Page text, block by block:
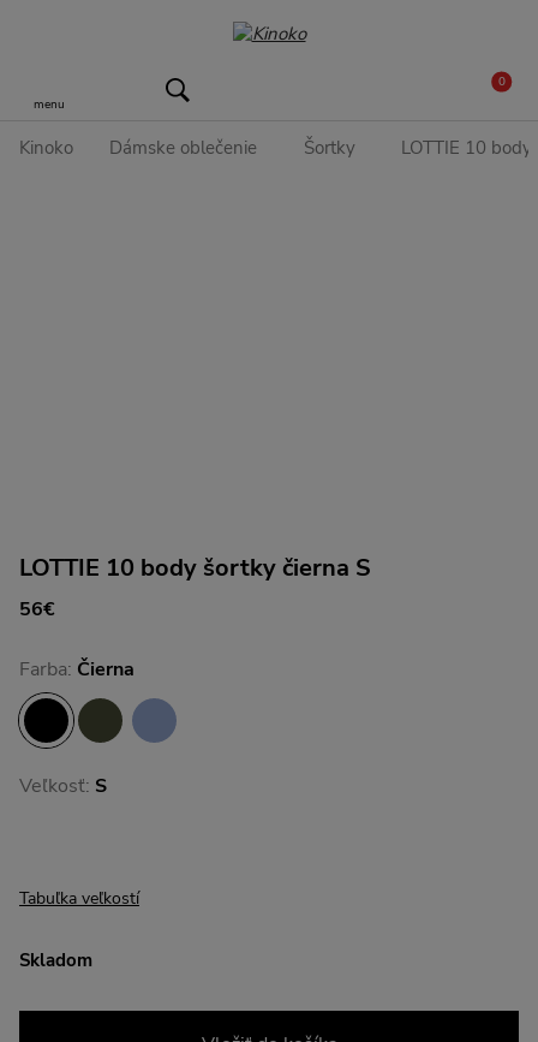
menu
0
Kinoko Dámske oblečenie Šortky LOTTIE 10
LOTTIE 10 body šortky čierna S
56€
Farba: Čierna
Veľkosť: S
Tabuľka veľkostí
Skladom